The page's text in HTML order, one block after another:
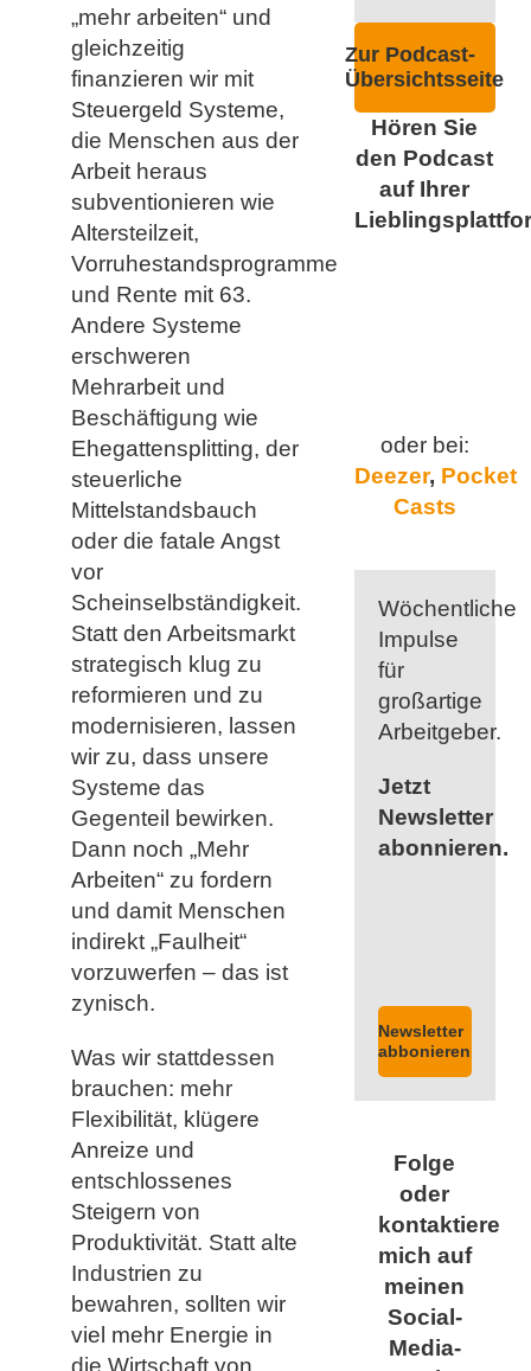
„mehr arbeiten“ und
gleichzeitig
finanzieren wir mit
Steuergeld Systeme,
die Menschen aus der
Arbeit heraus
subventionieren wie
Altersteilzeit,
Vorruhestandsprogramme
und Rente mit 63.
Andere Systeme
erschweren
Mehrarbeit und
Beschäftigung wie
Ehegattensplitting, der
steuerliche
Mittelstandsbauch
oder die fatale Angst
vor
Scheinselbständigkeit.
Statt den Arbeitsmarkt
strategisch klug zu
reformieren und zu
modernisieren, lassen
wir zu, dass unsere
Systeme das
Gegenteil bewirken.
Dann noch „Mehr
Arbeiten“ zu fordern
und damit Menschen
indirekt „Faulheit“
vorzuwerfen – das ist
zynisch.
Was wir stattdessen
brauchen: mehr
Flexibilität, klügere
Anreize und
entschlossenes
Steigern von
Produktivität. Statt alte
Industrien zu
bewahren, sollten wir
viel mehr Energie in
die Wirtschaft von
Zur Podcast-
Übersichtsseite
Hören Sie
den Podcast
auf Ihrer
oder bei:
Deezer, Pocket
Casts
Wöchentliche
Impulse
für
großartige
Arbeitgeber.
Jetzt
Newsletter
abonnieren.
Newsletter
abbonieren
Folge
oder
kontaktiere
mich auf
meinen
Social-
Media-